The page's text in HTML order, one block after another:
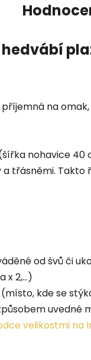
příjemná na
nohavice 40
třásněmi. Takto
od švů či
2,...)
kde se
velikostmi na